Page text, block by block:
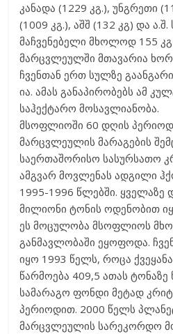
კანადა (1229 კგ.), უნგრეთი
(1009 კგ.), აშშ (132 კგ) და
მაჩვენებელი მხოლოდ 155
მარცვლეულში მთავარია
ჩვენთან ერთ სულზე
ია. ამას განაპირობებს ამ
საჰექტარო მოსავლიანობა.
მსოფლიოში 60 დღის
მარცვლეულის მარაგების
საერთაშორისო სასურსათო
ამგვარ მოვლენას ადგილი
1995-1996 წლებში. ყველაზე
მილიონი ტონის ოდენობით
ეს მოცულობა მსოფლიოს
განმავლობაში ეყოფოდა.
იყო 1993 წელს, როცა
წარმოება 409,5 ათას
სამარაგო ფონდი მეტად
პერიოდით. 2000 წელს
მარცვლეულის სარეკორდო